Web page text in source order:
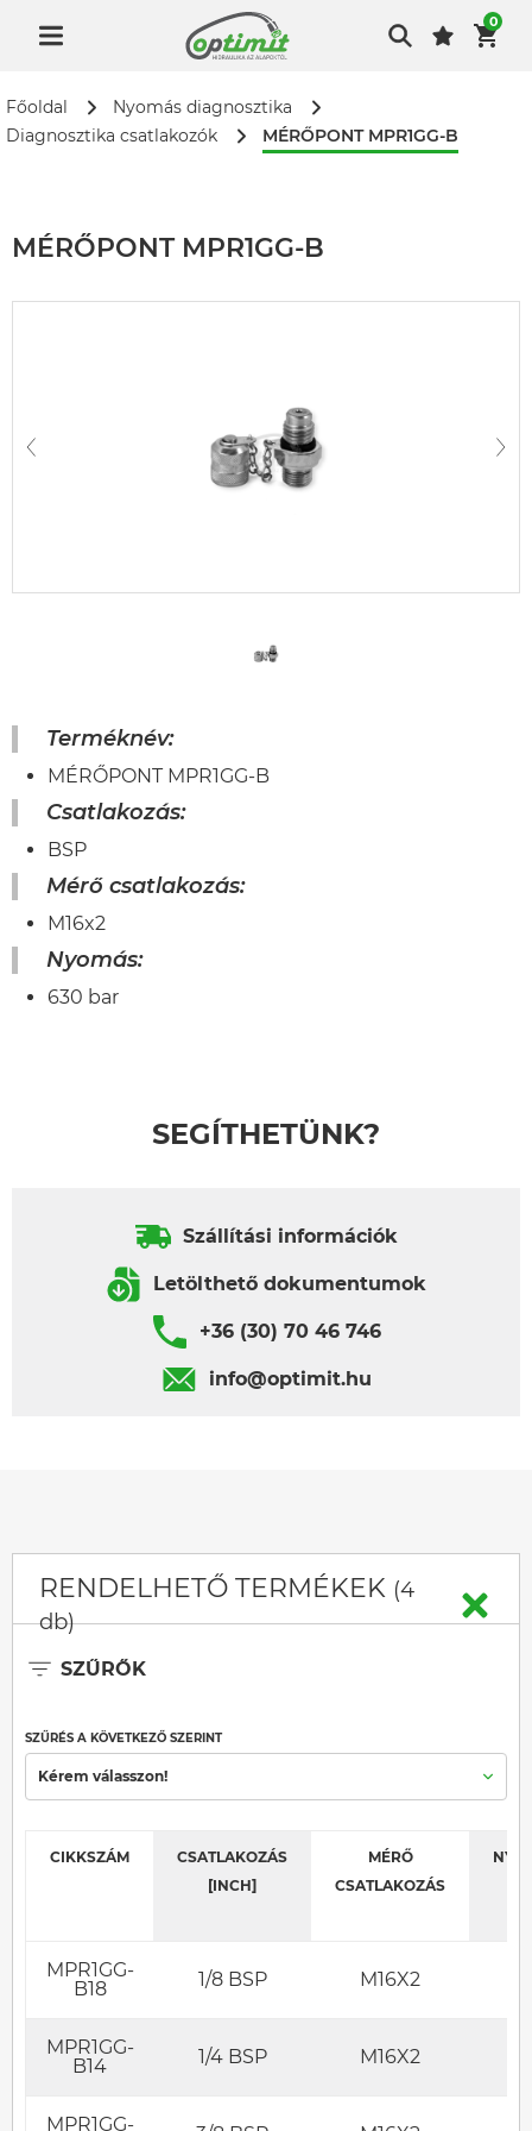
0
Főoldal
Nyomás diagnosztika
Diagnosztika csatlakozók
MÉRŐPONT MPR1GG-B
MÉRŐPONT MPR1GG-B
Terméknév:
MÉRŐPONT MPR1GG-B
Csatlakozás:
BSP
Mérő csatlakozás:
M16x2
Nyomás:
630 bar
SEGÍTHETÜNK?
Szállítási információk
Letölthető dokumentumok
+36 (30) 70 46 746
info@optimit.hu
RENDELHETŐ TERMÉKEK (4
db)
SZŰRŐK
SZŰRÉS A KÖVETKEZŐ SZERINT
Kérem válasszon!
CIKKSZÁM
CSATLAKOZÁS
[INCH]
MÉRŐ
CSATLAKOZÁS
MPR1GG-
B18
1/8 BSP M16X2
MPR1GG-
B14
1/4 BSP M16X2
MPR1GG-